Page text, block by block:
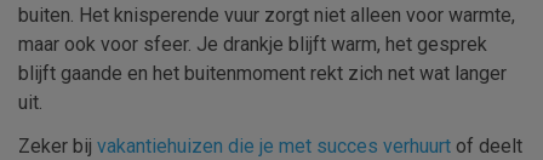
buiten. Het knisperende vuur zorgt niet alleen voor warmte,
maar ook voor sfeer. Je drankje blijft warm, het gesprek
blijft gaande en het buitenmoment rekt zich net wat langer
uit.
Zeker bij vakantiehuizen die je met succes verhuurt of deelt